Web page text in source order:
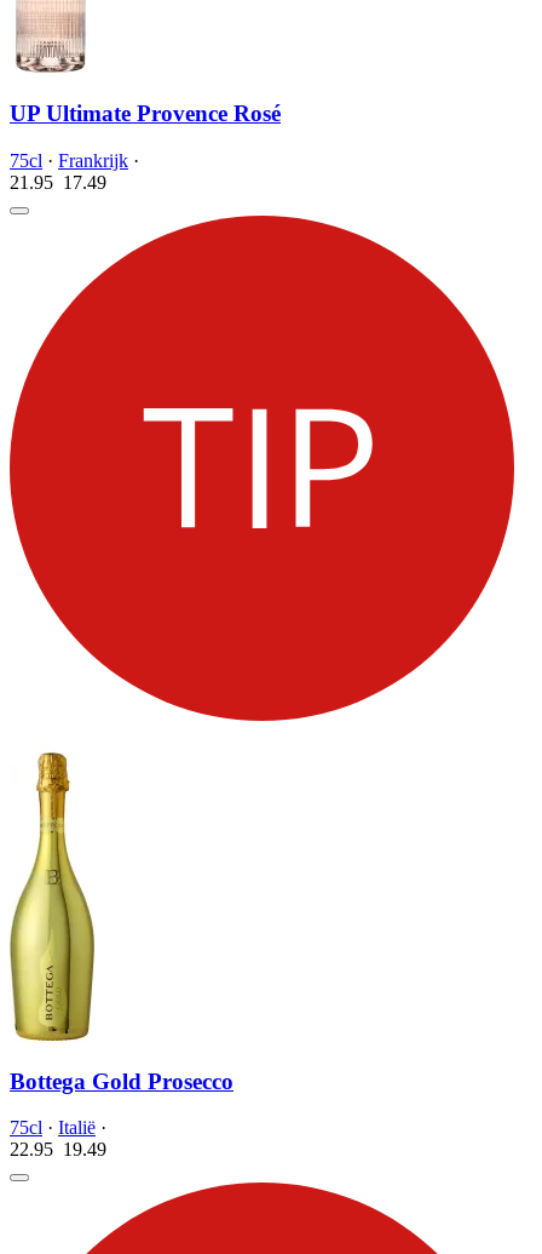
UP Ultimate Provence Rosé
75cl · Frankrijk ·
21.95 17.49
Bottega Gold Prosecco
75cl · Italië ·
22.95 19.49